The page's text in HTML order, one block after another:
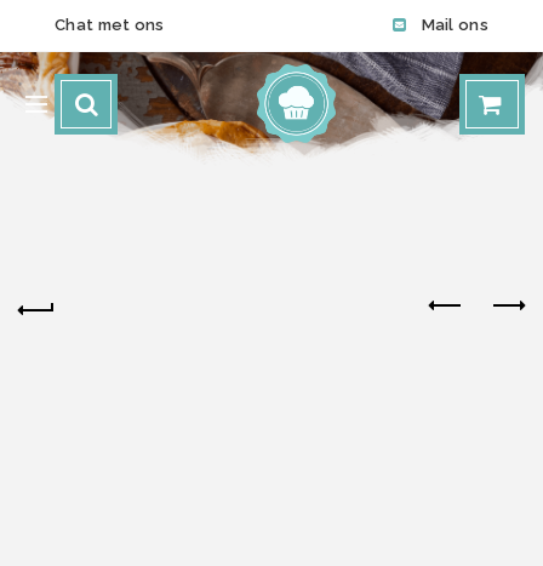
Chat met ons Mail ons